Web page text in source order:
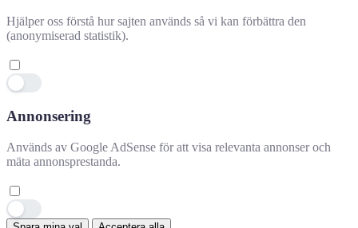
Hjälpte denna information dig?
✕
👍 Ja 👎 Nej
👍
Hjälper oss förstå hur sajten används så vi kan förbättra den
(anonymiserad statistik).
Annonsering
Används av Google AdSense för att visa relevanta annonser och
mäta annonsprestanda.